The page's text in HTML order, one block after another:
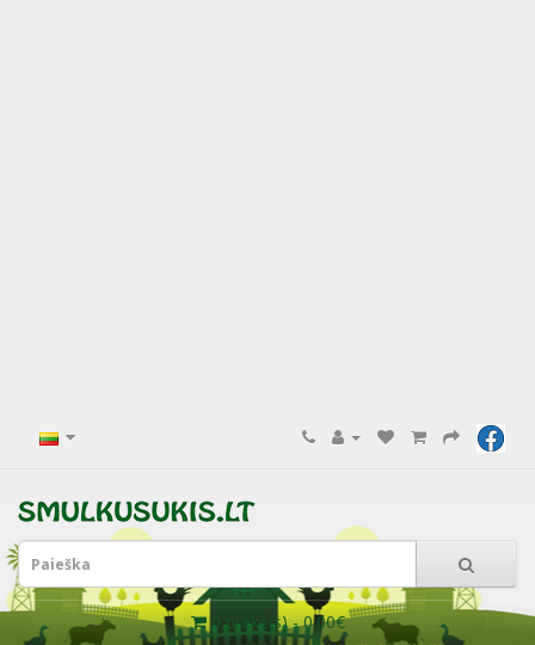
0 prekė(s) - 0.00€